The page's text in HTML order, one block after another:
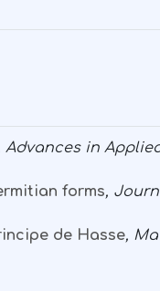
Advances in
forms,
de Hasse,